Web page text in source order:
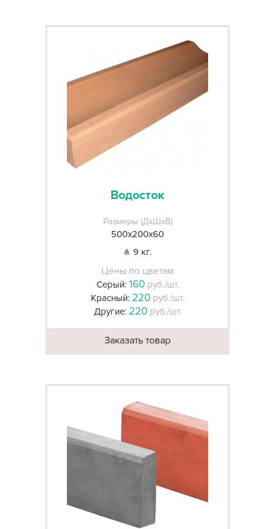
Водосток
Размеры (ДхШхВ)
500х200х60
9 кг.
Цены по цветам
Серый: 160 руб./шт.
Красный: 220 руб./шт.
Другие: 220 руб./шт.
Заказать товар